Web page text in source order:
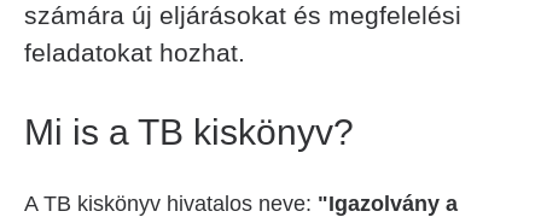
számára új eljárásokat és megfelelési
feladatokat hozhat.
Mi is a TB kiskönyv?
A TB kiskönyv hivatalos neve: "Igazolvány a